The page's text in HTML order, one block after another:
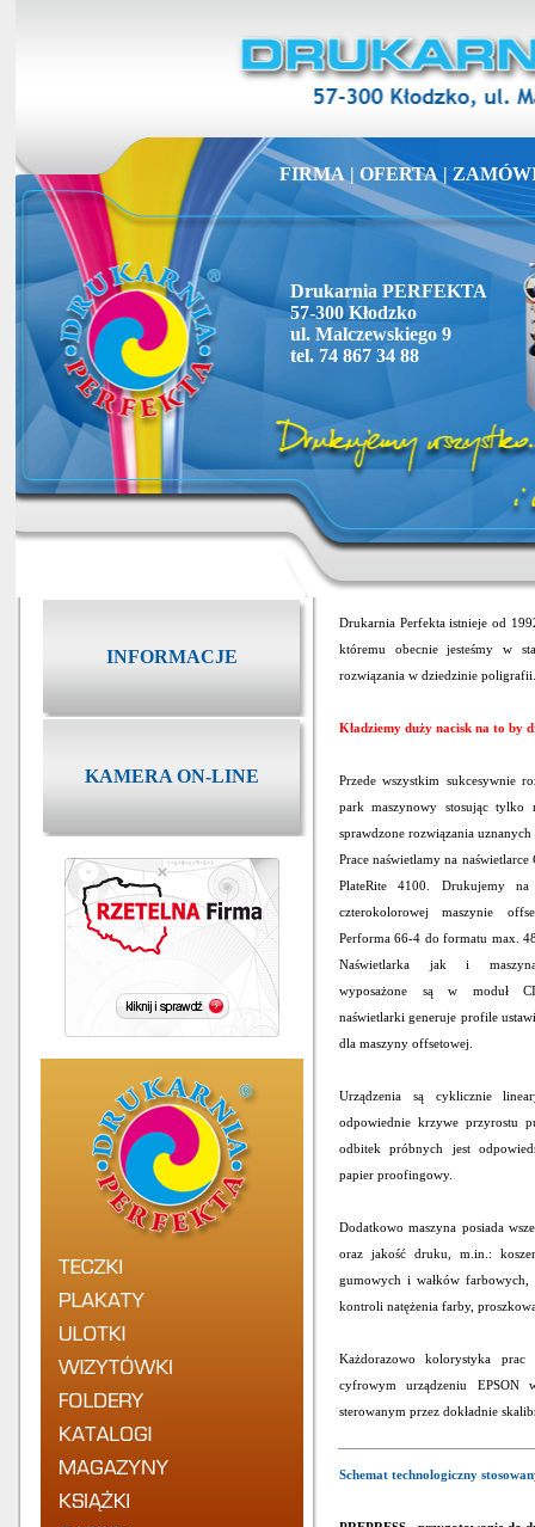
FIRMA | OFERTA |
Drukarnia PERFEKTA
57-300 Kłodzko
ul. Malczewskiego 9
tel. 74 867 34 88
INFORMACJE
KAMERA ON-LINE
Drukarnia Perfekta istnieje od
któremu obecnie jesteśmy w
rozwiązania w dziedzinie poligrafii.
Kładziemy duży nacisk na to by
Przede wszystkim sukcesywnie
park maszynowy stosując tylko
sprawdzone rozwiązania
Prace naświetlamy na naświetlarce
PlateRite 4100. Drukujemy na
czterokolorowej maszynie
Performa 66-4 do formatu max.
Naświetlarka jak i
wyposażone są w moduł
naświetlarki generuje profile
dla maszyny offsetowej.
Urządzenia są cyklicznie
odpowiednie krzywe przyrostu
odbitek próbnych jest
papier proofingowy.
Dodatkowo maszyna posiada
oraz jakość druku, m.in.:
gumowych i wałków farbowych,
kontroli natężenia farby,
Każdorazowo kolorystyka
cyfrowym urządzeniu EPSON
sterowanym przez dokładnie
Schemat technologiczny